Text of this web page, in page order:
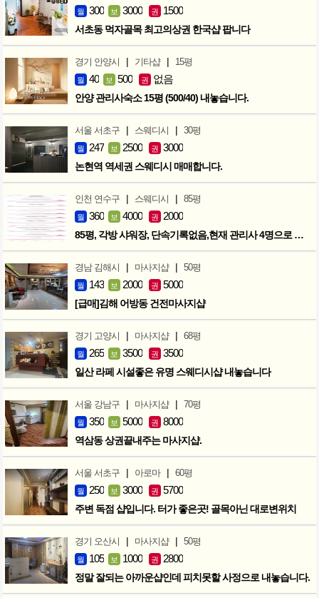
월 300 보 3000 권 1500
서초동 먹자골목 최고의상권 한국샵 팝니다
경기 안양시 | 기타샵 | 15평
월 40 보 500 권 없음
안양 관리사숙소 15평 (500/40) 내놓습니다.
서울 서초구 | 스웨디시 | 30평
월 247 보 2500 권 3000
논현역 역세권 스웨디시 매매합니다.
인천 연수구 | 스웨디시 | 85평
월 360 보 4000 권 2000
85평, 각방 샤워장, 단속기록없음,현재 관리사 4명으로 성업중
경남 김해시 | 마사지샵 | 50평
월 143 보 2000 권 5000
[급매]김해 어방동 건전마사지샵
경기 고양시 | 마사지샵 | 68평
월 265 보 3500 권 3500
일산 라페 시설좋은 유명 스웨디시샵 내놓습니다
서울 강남구 | 마사지샵 | 70평
월 350 보 5000 권 8000
역삼동 상권끝내주는 마사지샵.
서울 서초구 | 아로마 | 60평
월 250 보 3000 권 5700
주변 독점 샵입니다. 터가 좋은곳! 골목아닌 대로변위치
경기 오산시 | 마사지샵 | 50평
월 105 보 1000 권 2800
정말 잘되는 아까운샵인데 피치못할 사정으로 내놓습니다.